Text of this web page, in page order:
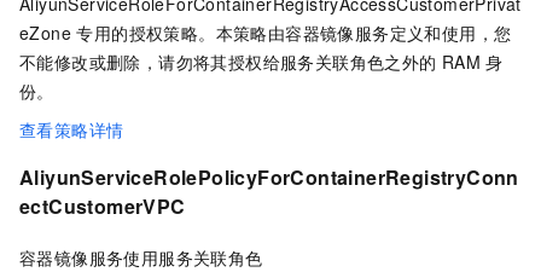
eZone 专用的授权策略。本策略由容器镜像服务定义和使用，您
不能修改或删除，请勿将其授权给服务关联角色之外的 RAM 身
份。
查看策略详情
AliyunServiceRolePolicyForContainerRegistryConn
ectCustomerVPC
容器镜像服务使用服务关联角色